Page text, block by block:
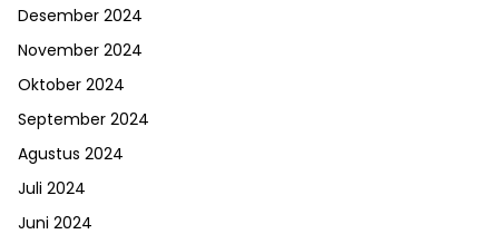
Desember 2024
November 2024
Oktober 2024
September 2024
Agustus 2024
Juli 2024
Juni 2024